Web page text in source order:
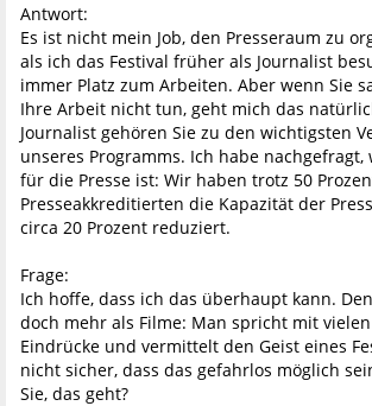
Antwort:
Es ist nicht mein Job, den Presseraum zu
als ich das Festival früher als Journalist
immer Platz zum Arbeiten. Aber wenn Sie
Ihre Arbeit nicht tun, geht mich das
Journalist gehören Sie zu den wichtigsten
unseres Programms. Ich habe nachgefragt,
für die Presse ist: Wir haben trotz 50
Presseakkreditierten die Kapazität der
circa 20 Prozent reduziert.
Frage:
Ich hoffe, dass ich das überhaupt kann.
doch mehr als Filme: Man spricht mit
Eindrücke und vermittelt den Geist eines
nicht sicher, dass das gefahrlos möglich
Sie, das geht?